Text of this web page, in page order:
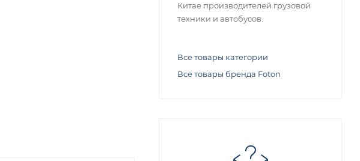
Китае производителей грузовой
техники и автобусов.
Все товары категории
Все товары бренда Foton